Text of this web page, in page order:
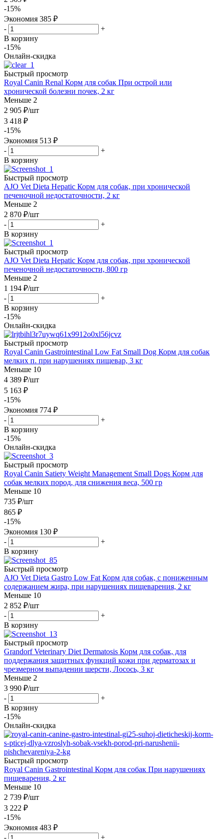
-15%
Экономия 385 ₽
-
+
В корзину
-15%
Онлайн-скидка
Быстрый просмотр
Royal Canin Renal Корм для собак При острой или
хронической болезни почек, 2 кг
Меньше 2
2 905 ₽/шт
3 418 ₽
-15%
Экономия 513 ₽
-
+
В корзину
Быстрый просмотр
AJO Vet Dieta Hepatic Корм для собак, при хронической
печеночной недостаточности, 2 кг
Меньше 2
2 870 ₽/шт
-
+
В корзину
Быстрый просмотр
AJO Vet Dieta Hepatic Корм для собак, при хронической
печеночной недостаточности, 800 гр
Меньше 2
1 194 ₽/шт
-
+
В корзину
-15%
Онлайн-скидка
Быстрый просмотр
Royal Canin Gastrointestinal Low Fat Small Dog Корм для собак
мелких п. при нарушениях пищевар, 3 кг
Меньше 10
4 389 ₽/шт
5 163 ₽
-15%
Экономия 774 ₽
-
+
В корзину
-15%
Онлайн-скидка
Быстрый просмотр
Royal Canin Satiety Weight Management Small Dogs Корм для
собак мелких пород, для снижения веса, 500 гр
Меньше 10
735 ₽/шт
865 ₽
-15%
Экономия 130 ₽
-
+
В корзину
Быстрый просмотр
AJO Vet Dieta Gastro Low Fat Корм для собак, с пониженным
содержанием жира, при нарушениях пищеварения, 2 кг
Меньше 10
2 852 ₽/шт
-
+
В корзину
Быстрый просмотр
Grandorf Veterinary Diet Dermatosis Корм для собак, для
поддержания защитных функций кожи при дерматозах и
чрезмерном выпадении шерсти, Лосось, 3 кг
Меньше 2
3 990 ₽/шт
-
+
В корзину
-15%
Онлайн-скидка
Быстрый просмотр
Royal Canin Gastrointestinal Корм для собак При нарушениях
пищеварения, 2 кг
Меньше 10
2 739 ₽/шт
3 222 ₽
-15%
Экономия 483 ₽
-
+